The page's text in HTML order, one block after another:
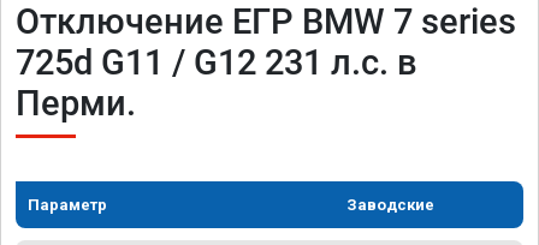
Отключение ЕГР BMW 7 series
725d G11 / G12 231 л.с. в
Перми.
Параметр Заводские